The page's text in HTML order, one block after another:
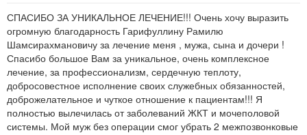
СПАСИБО ЗА УНИКАЛЬНОЕ ЛЕЧЕНИЕ!!! Очень хочу выразить
огромную благодарность Гарифуллину Рамилю
Шамсирахмановичу за лечение меня , мужа, сына и дочери !
Спасибо большое Вам за уникальное, очень комплексное
лечение, за профессионализм, сердечную теплоту,
добросовестное исполнение своих служебных обязанностей,
доброжелательное и чуткое отношение к пациентам!!! Я
полностью вылечилась от заболеваний ЖКТ и мочеполовой
системы. Мой муж без операции смог убрать 2 межпозвонковые